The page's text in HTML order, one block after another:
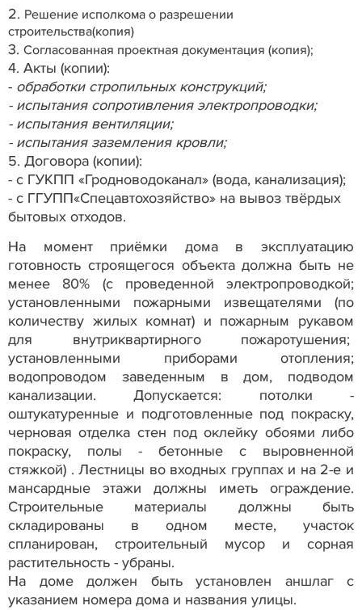
2. Решение исполкома о разрешении
строительства(копия)
3. Согласованная проектная документация (копия);
4. Акты (копии):
- обработки стропильных конструкций;
- испытания сопротивления электропроводки;
- испытания вентиляции;
- испытания заземления кровли;
5. Договора (копии):
- с ГУКПП «Гродноводоканал» (вода, канализация);
- с ГГУПП«Спецавтохозяйство» на вывоз твёрдых
бытовых отходов.
На момент приёмки дома в эксплуатацию
готовность строящегося объекта должна быть не
менее 80% (с проведенной электропроводкой;
установленными пожарными извещателями (по
количеству жилых комнат) и пожарным рукавом
для внутриквартирного пожаротушения;
установленными приборами отопления;
водопроводом заведенным в дом, подводом
канализации. Допускается: потолки -
оштукатуренные и подготовленные под покраску,
черновая отделка стен под оклейку обоями либо
покраску, полы - бетонные с выровненной
стяжкой) . Лестницы во входных группах и на 2-е и
мансардные этажи должны иметь ограждение.
Строительные материалы должны быть
складированы в одном месте, участок
спланирован, строительный мусор и сорная
растительность - убраны.
На доме должен быть установлен аншлаг с
указанием номера дома и названия улицы.